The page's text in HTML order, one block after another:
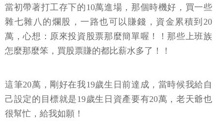
當初帶著打工存下的10萬進場，那個時機好，買一些
雜七雜八的爛股，一路也可以賺錢，資金累積到20
萬，心想：原來投資股票那麼簡單喔！！那些上班族
怎麼那麼笨，買股票賺的都比薪水多了！！
這筆20萬，剛好在我19歲生日前達成，當時候我給自
己設定的目標就是19歲生日資產要有20萬，老天爺也
很幫忙，給我如願！